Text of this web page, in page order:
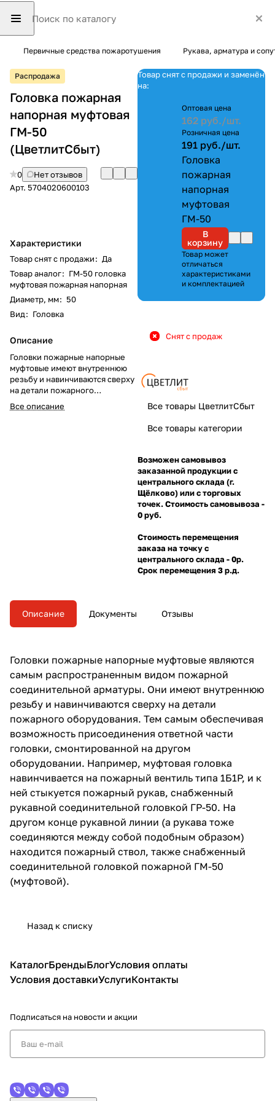
Первичные средства пожаротушения Рукава, арматура и
Распродажа
Головка пожарная
напорная муфтовая
ГМ-50
(ЦветлитСбыт)
0
Нет отзывов
Арт. 5704020600103
Характеристики
Товар снят с продажи: Да
Товар аналог: ГМ-50 головка
муфтовая пожарная напорная
Диаметр, мм: 50
Вид: Головка
Описание
Головки пожарные напорные
муфтовые имеют внутреннюю
резьбу и навинчиваются сверху
на детали пожарного
оборудования, тем самым
обеспечивая возможность
Все описание
Товар снят с продажи и заменён
на:
Оптовая цена
162 руб./шт.
Розничная цена
191 руб./шт.
Головка
пожарная
напорная
муфтовая
ГМ-50
В
корзину
Товар может
отличаться
характеристиками
и комплектацией
Снят с продаж
Все товары ЦветлитСбыт
Все товары категории
Возможен самовывоз
заказанной продукции с
центрального склада (г.
Щёлково) или с торговых
точек. Стоимость самовывоза -
0 руб.
Стоимость перемещения
заказа на точку с
центрального склада - 0р.
Срок перемещения 3 р.д.
Описание Документы Отзывы
Головки пожарные напорные муфтовые являются
самым распространенным видом пожарной
соединительной арматуры. Они имеют внутреннюю
резьбу и навинчиваются сверху на детали
пожарного оборудования. Тем самым обеспечивая
возможность присоединения ответной части
головки, смонтированной на другом
оборудовании. Например, муфтовая головка
навинчивается на пожарный вентиль типа 1Б1Р, и к
ней стыкуется пожарный рукав, снабженный
рукавной соединительной головкой ГР-50. На
другом конце рукавной линии (а рукава тоже
соединяются между собой подобным образом)
находится пожарный ствол, также снабженный
соединительной головкой пожарной ГМ-50
(муфтовой).
Назад к списку
КаталогБрендыБлогУсловия оплаты
Условия доставкиУслугиКонтакты
Подписаться на новости и акции